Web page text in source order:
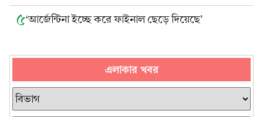
৫‘আর্জেন্টিনা ইচ্ছে করে ফাইনাল ছেড়ে দিয়েছে’
এলাকার খবর